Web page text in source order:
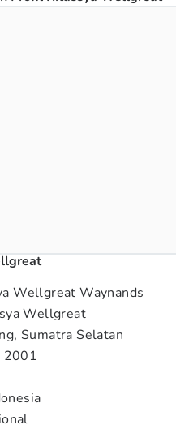
Wellgreat Waynands
Wellgreat
Sumatra Selatan
2001